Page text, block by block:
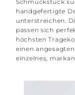
Schmuckstück
handgefertigte
unterstreichen.
passen sich
höchsten
einen
einzelnes,